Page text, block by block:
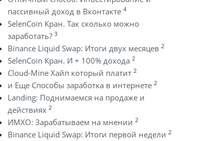
пассивный доход в Вконтакте 4
SelenCoin Кран. Так сколько можно
заработать? 3
Binance Liquid Swap: Итоги двух месяцев 2
SelenCoin Кран. И + 100% дохода 2
Cloud-Mine Хайп который платит 2
и Еще Способы заработка в интернете 2
Landing: Поднимаемся на продаже и
действиях 2
ИМХО: Зарабатываем на мнении 2
Binance Liquid Swap: Итоги первой недели 2